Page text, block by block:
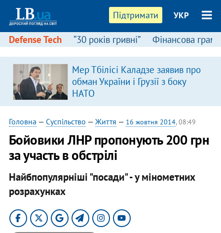
Підтримати УКР
Defense Tech “30 років гривні” Фінансова
Мер Тбілісі Каладзе заявив про
обман України і Грузії з боку
НАТО
Головна — Суспільство — Життя — 16 жовтня 2014, 08:49
Бойовики ЛНР пропонують 200 грн
за участь в обстрілі
Найбпопулярніші "посади" - у мінометних
розрахунках